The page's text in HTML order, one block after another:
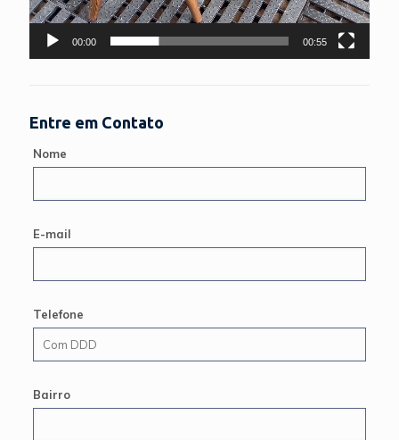
00:00 00:55
Entre em Contato
Nome
E-mail
Telefone
Bairro